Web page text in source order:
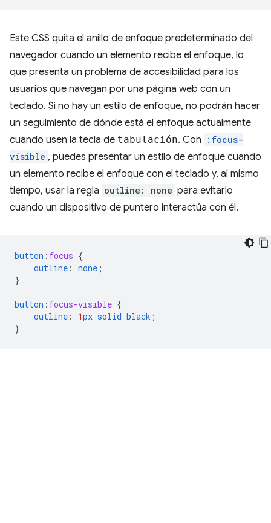
Este CSS quita el anillo de enfoque predeterminado del
navegador cuando un elemento recibe el enfoque, lo
que presenta un problema de accesibilidad para los
usuarios que navegan por una página web con un
teclado. Si no hay un estilo de enfoque, no podrán hacer
un seguimiento de dónde está el enfoque actualmente
cuando usen la tecla de tabulación. Con
:focus-
visible , puedes presentar un estilo de enfoque cuando
un elemento recibe el enfoque con el teclado y, al mismo
tiempo, usar la regla outline: none para evitarlo
cuando un dispositivo de puntero interactúa con él.
button : focus {
outline : none ;
}
button : focus-visible {
outline : 1px solid black ;
}